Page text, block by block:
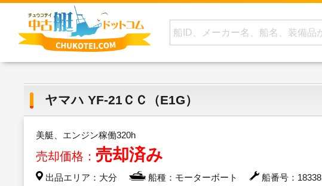
ヤマハ YF-21ＣＣ（E1G）
美艇、エンジン稼働320h
売却価格： 売却済み
出品エリア：大分 船種：モーターボート 船番号：18338